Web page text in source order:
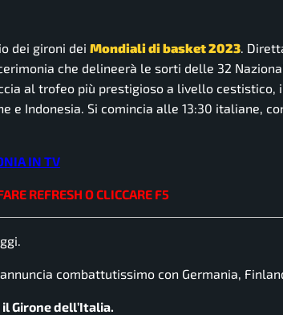
dei gironi dei Mondiali di basket 2023.
che delineerà le sorti delle 32
al trofeo più prestigioso a livello
e Indonesia. Si comincia alle 13:30 italiane,
IN TV
REFRESH O CLICCARE F5
combattutissimo con Germania,
Girone dell’Italia.